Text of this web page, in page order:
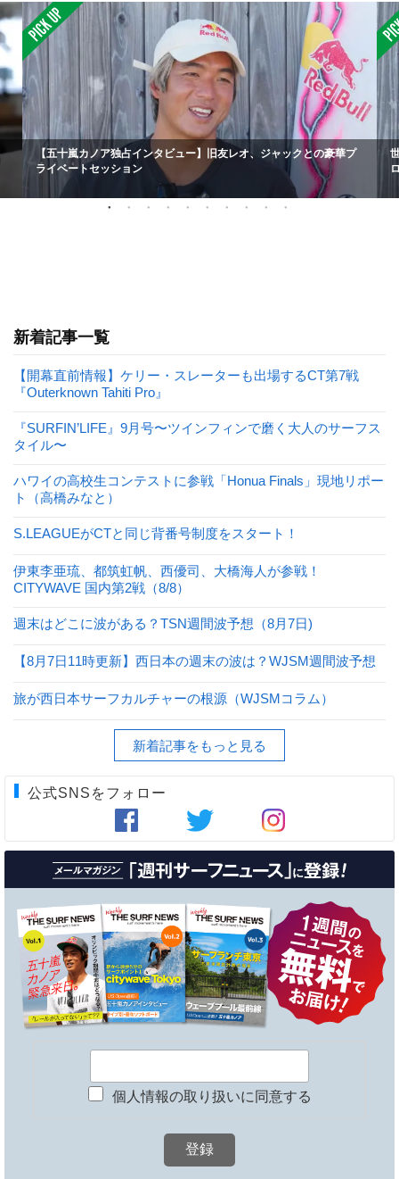
【五十嵐カノア独占インタビュー】旧友レオ、ジャックとの豪華プ
ライベートセッション
新着記事一覧
【開幕直前情報】ケリー・スレーターも出場するCT第7戦
『Outerknown Tahiti Pro』
『SURFIN’LIFE』9月号〜ツインフィンで磨く大人のサーフス
タイル〜
ハワイの高校生コンテストに参戦「Honua Finals」現地リポー
ト（高橋みなと）
S.LEAGUEがCTと同じ背番号制度をスタート！
伊東李亜琉、都筑虹帆、西優司、大橋海人が参戦！
CITYWAVE 国内第2戦（8/8）
週末はどこに波がある？TSN週間波予想（8月7日)
【8月7日11時更新】西日本の週末の波は？WJSM週間波予想
旅が西日本サーフカルチャーの根源（WJSMコラム）
新着記事をもっと見る
公式SNSをフォロー
個人情報の取り扱いに同意する